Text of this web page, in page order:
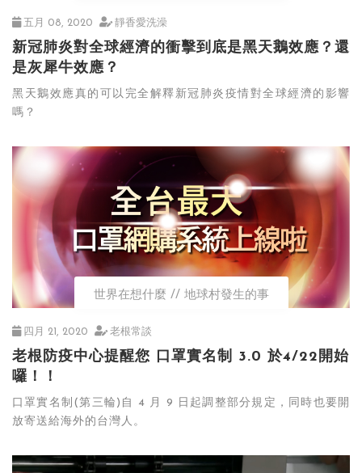
五月 08, 2020 靜香愛洗澡
新冠肺炎對全球經濟的衝擊到底是黑天鵝效應？還
是灰犀牛效應？
黑天鵝效應真的可以完全解釋新冠肺炎疫情對全球經濟的影響
嗎？
世界在想什麼 地球村發生的事
四月 21, 2020 老根常談
老根防疫中心提醒您 口罩實名制 3.0 於4/22開始
囉！！
口罩實名制(第三輪)自 4 月 9 日起調整部分規定，同時也要開
放寄送給海外的台灣人。